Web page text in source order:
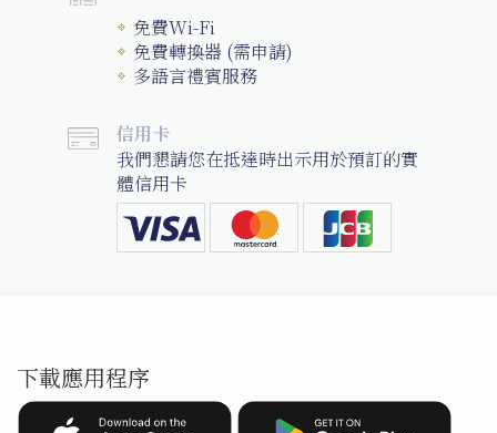
免費Wi-Fi
免費轉換器 (需申請)
多語言禮賓服務
信用卡
我們懇請您在抵達時出示用於預訂的實
體信用卡
下載應用程序